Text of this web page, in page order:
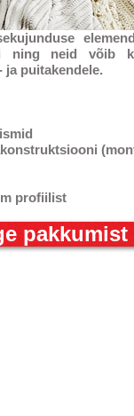
ning neid võib
ja puitakendele.
profiilist
pakkumist